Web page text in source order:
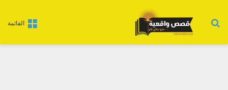
القائمة بحث عن